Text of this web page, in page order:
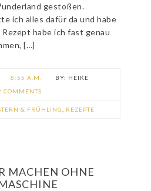
gestoßen.
ich alles dafür da und habe
habe ich fast genau
[…]
8:55 A.M.
HEIKE
COMMENTS
& FRÜHLING REZEPTE
MACHEN OHNE